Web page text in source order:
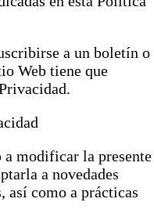
a un boletín o
Web tiene que
a modificar la presente
a novedades
así como a prácticas